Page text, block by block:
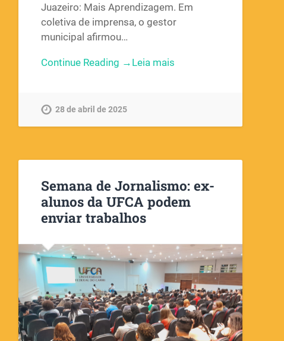
Juazeiro: Mais Aprendizagem. Em
coletiva de imprensa, o gestor
municipal afirmou…
Continue Reading →
28 de abril de 2025
Semana de Jornalismo: ex-
alunos da UFCA podem
enviar trabalhos